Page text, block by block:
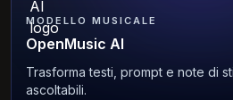
MODELLO MUSICALE
OpenMusic AI
Trasforma testi, prompt e note di
ascoltabili.